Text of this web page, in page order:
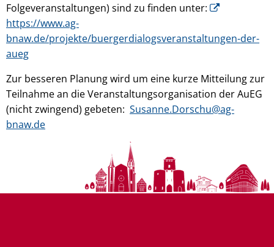
Folgeveranstaltungen) sind zu finden unter:
https://www.ag-
bnaw.de/projekte/buergerdialogsveranstaltungen-der-
aueg
Zur besseren Planung wird um eine kurze Mitteilung zur
Teilnahme an die Veranstaltungsorganisation der AuEG
(nicht zwingend) gebeten: Susanne.Dorschu@ag-
bnaw.de